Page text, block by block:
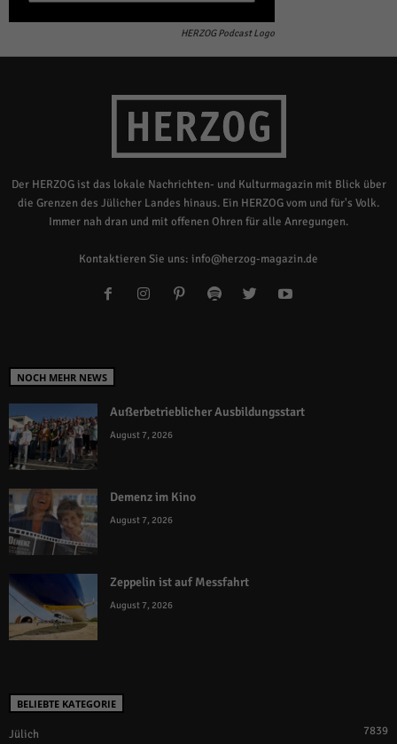
HERZOG Podcast Logo
Der HERZOG ist das lokale Nachrichten- und Kulturmagazin mit Blick über
die Grenzen des Jülicher Landes hinaus. Ein HERZOG vom und für's Volk.
Immer nah dran und mit offenen Ohren für alle Anregungen.
Kontaktieren Sie uns: info@herzog-magazin.de
NOCH MEHR NEWS
Außerbetrieblicher Ausbildungsstart
August 7, 2026
Demenz im Kino
August 7, 2026
Zeppelin ist auf Messfahrt
August 7, 2026
BELIEBTE KATEGORIE
Jülich 7839